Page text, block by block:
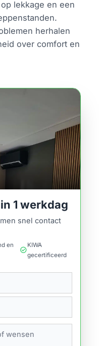
lekkage en een
herhalen
over comfort en
1 werkdag
snel contact
en
check_circle
KIWA
gecertificeerd